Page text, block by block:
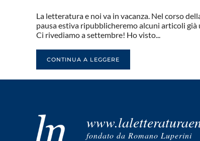
La letteratura e noi va in vacanza. Nel corso
pausa estiva ripubblicheremo alcuni articoli già
Ci rivediamo a settembre! Ho visto...
CONTINUA A LEGGERE
fondato da Romano Luperini